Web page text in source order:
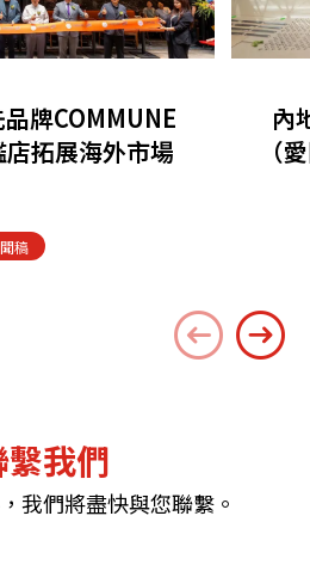
牌COMMUNE
拓展海外市場
稿
內
（
繫我們
我們將盡快與您聯繫。